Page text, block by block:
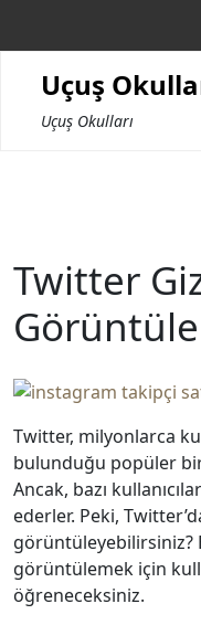
Uçuş
Uçuş Okulları
Twitter
Twitter, milyonlarca
bulunduğu popüler
Ancak, bazı
ederler. Peki,
görüntüleyebilirsiniz?
görüntülemek için
öğreneceksiniz.